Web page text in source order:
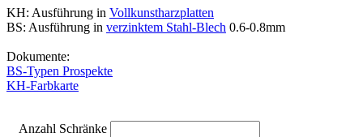
KH: Ausführung in Vollkunstharzplatten
BS: Ausführung in verzinktem Stahl-Blech 0.6-0.8mm
Dokumente:
BS-Typen Prospekte
KH-Farbkarte
Anzahl Schränke